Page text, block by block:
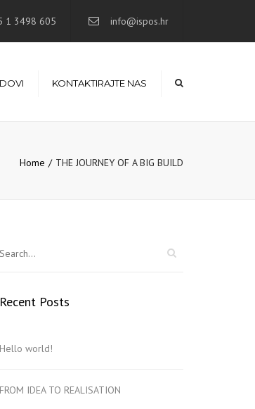
1 3498 605 info@ispos.hr
KONTAKTIRAJTE NAS
Home THE JOURNEY OF A BIG BUILD
Recent Posts
Hello world!
FROM IDEA TO REALISATION